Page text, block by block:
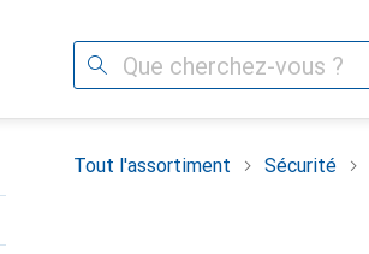
Recherche
Tout l'assortiment Sécurité